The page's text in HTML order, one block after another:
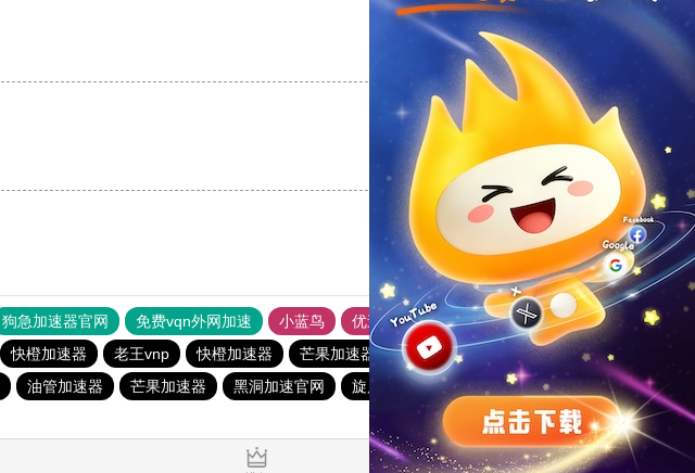
支持
支持 反对 [0]
狗急加速器官网 免费vqn外网加速 小蓝鸟 优途加速器官网 风驰加速器
旋风加速器
快橙加速器 老王vnp 快橙加速器 芒果加速器 银河加速器
6513下载站
油管加速器 芒果加速器 黑洞加速官网 旋风加速度器 quickq
酷通加速器